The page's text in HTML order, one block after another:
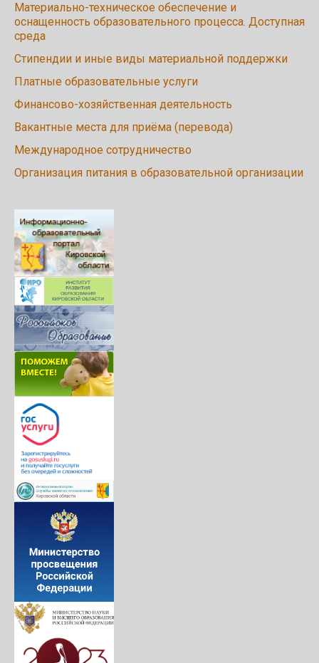
Материально-техническое обеспечение и
оснащенность образовательного процесса. Доступная
среда
Стипендии и иные виды материальной поддержки
Платные образовательные услуги
Финансово-хозяйственная деятельность
Вакантные места для приёма (перевода)
Международное сотрудничество
Организация питания в образовательной организации